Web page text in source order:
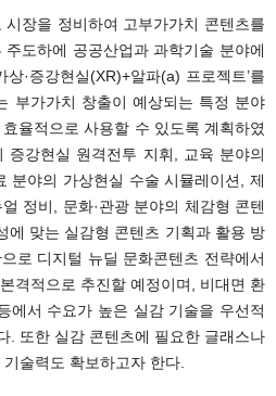
장을 정비하여 고부가가치 콘텐츠를
도하에 공공산업과 과학기술 분야에
·증강현실(XR)+알파(a) 프로젝트’를
부가가치 창출이 예상되는 특정 분야
율적으로 사용할 수 있도록 계획하였
증강현실 원격전투 지휘, 교육 분야의
분야의 가상현실 수술 시뮬레이션, 제
정비, 문화·관광 분야의 체감형 콘텐
에 맞는 실감형 콘텐츠 기획과 활용 방
로 디지털 뉴딜 문화콘텐츠 전략에서
격적으로 추진할 예정이며, 비대면 환
에서 수요가 높은 실감 기술을 우선적
. 또한 실감 콘텐츠에 필요한 글래스나
술력도 확보하고자 한다.